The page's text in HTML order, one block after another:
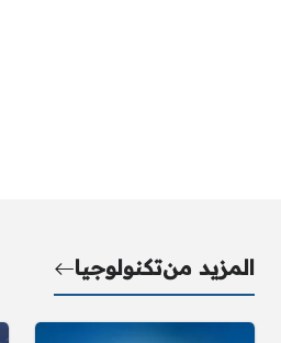
المزيد منتكنولوجيا